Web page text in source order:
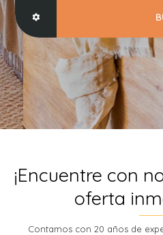
¡Encuentre con
oferta
Contamos con 20 años de